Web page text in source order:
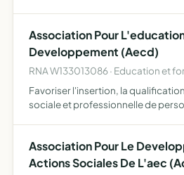
Association Pour
Developpement (Aecd)
RNA W133013086 · Education et
Favoriser l'insertion, la
sociale et professionnelle de
Association Pour Le
Actions Sociales De L'aec